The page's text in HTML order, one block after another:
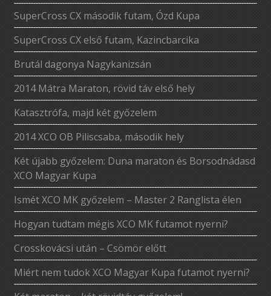
SuperCross CX második futam, Ózd Kupa
SuperCross CX első futam, Kazincbarcika
Brutál dagonya Nagykanizsán
2014 Mátra Maraton, rövid táv első hely
Katasztrófa, majd két győzelem
2014 XCO OB Piliscsaba, második hely
Két újabb győzelem: Duna maraton és Borsodnádasd
XCO Magyar Kupa
Ismét XCO MK győzelem – Master 2 Ranglista élen
Hogyan tudtam mégis XCO MK futamot nyerni?
Crosskovácsi után – Csömör előtt
Miért nem tudok XCO Magyar Kupa futamot nyerni?